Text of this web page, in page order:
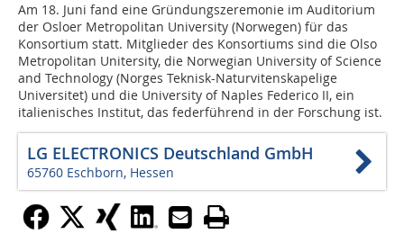
Am 18. Juni fand eine Gründungszeremonie im Auditorium
der Osloer Metropolitan University (Norwegen) für das
Konsortium statt. Mitglieder des Konsortiums sind die Olso
Metropolitan Unitersity, die Norwegian University of Science
and Technology (Norges Teknisk-Naturvitenskapelige
Universitet) und die University of Naples Federico II, ein
italienisches Institut, das federführend in der Forschung ist.
LG ELECTRONICS Deutschland GmbH
65760 Eschborn, Hessen